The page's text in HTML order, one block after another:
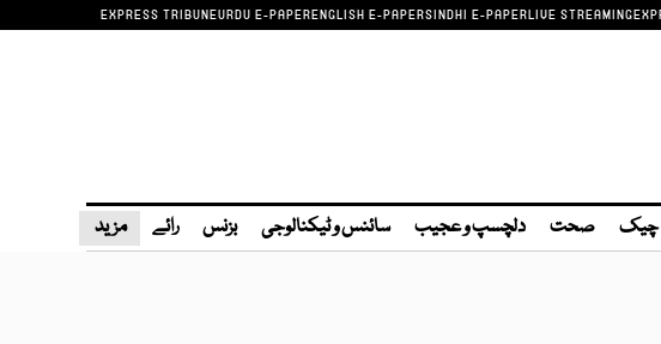
EXPRESS TRIBUNEURDU E-PAPERENGLISH E-PAPERSINDHI E-PAPERLIVE STREAMING
چیک صحت دلچسپ و عجیب سائنس و ٹیکنالوجی بزنس رائے مزید